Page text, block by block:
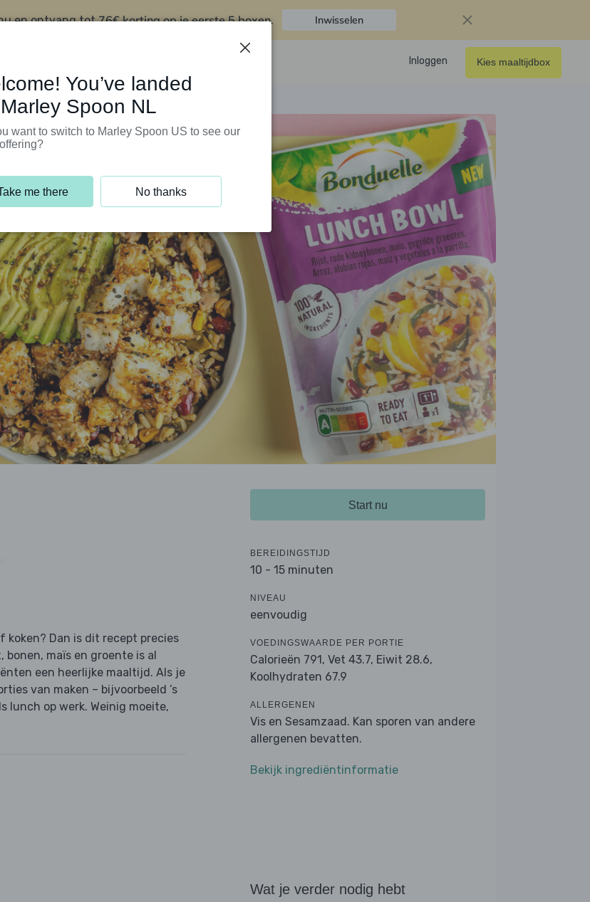
en ontvang tot76€ korting op je eerste 5 boxen. Inwisselen
Inloggen Kies maaltijdbox
koken? Dan is dit recept precies
maïs en groente is al
een heerlijke maaltijd. Als je
van maken – bijvoorbeeld ’s
lunch op werk. Weinig moeite,
Start nu
BEREIDINGSTIJD
10 - 15 minuten
NIVEAU
eenvoudig
VOEDINGSWAARDE PER PORTIE
Calorieën 791, Vet 43.7, Eiwit 28.6,
Koolhydraten 67.9
ALLERGENEN
Vis en Sesamzaad. Kan sporen van andere
allergenen bevatten.
Bekijk ingrediëntinformatie
Wat je verder nodig hebt
You’ve landed
Spoon NL
want to switch to Marley Spoon US to see our
me there No thanks